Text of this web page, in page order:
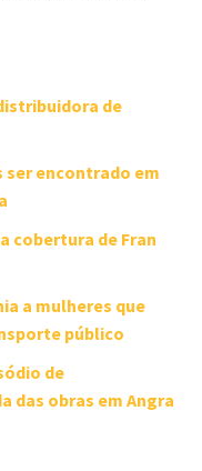
de
ser encontrado em
cobertura de Fran
a mulheres que
público
de
das obras em Angra